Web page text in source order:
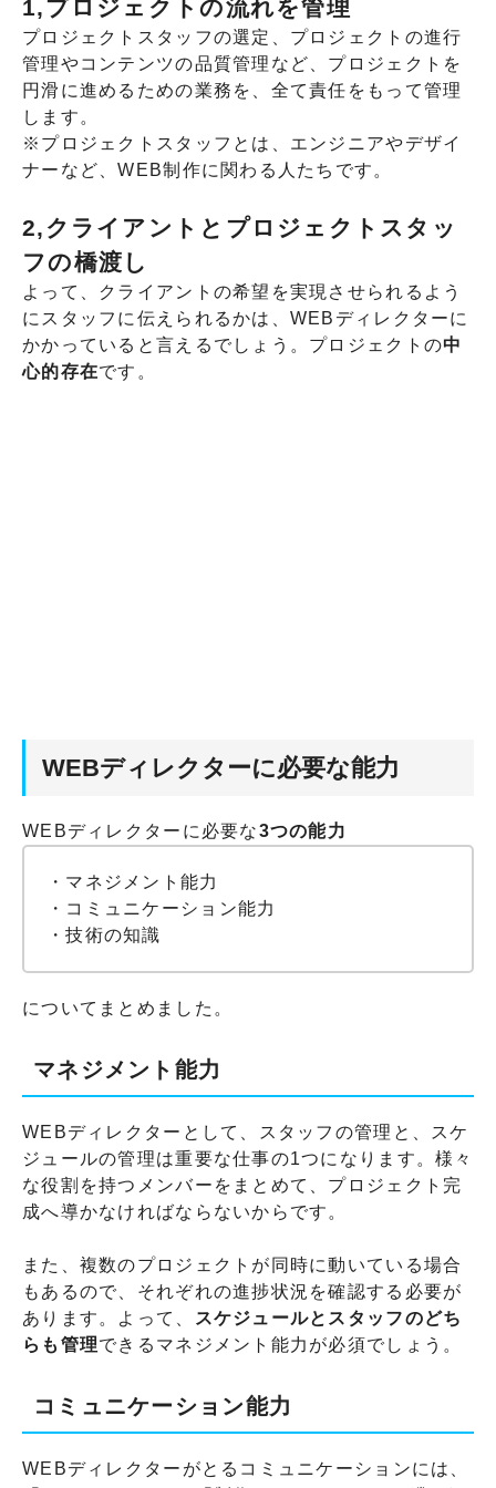
1,プロジェクトの流れを管理
プロジェクトスタッフの選定、プロジェクトの進行
管理やコンテンツの品質管理など、プロジェクトを
円滑に進めるための業務を、全て責任をもって管理
します。
※プロジェクトスタッフとは、エンジニアやデザイ
ナーなど、WEB制作に関わる人たちです。
2,クライアントとプロジェクトスタッ
フの橋渡し
よって、クライアントの希望を実現させられるよう
にスタッフに伝えられるかは、WEBディレクターに
かかっていると言えるでしょう。プロジェクトの中
心的存在です。
WEBディレクターに必要な能力
WEBディレクターに必要な3つの能力
・マネジメント能力
・コミュニケーション能力
・技術の知識
についてまとめました。
マネジメント能力
WEBディレクターとして、スタッフの管理と、スケ
ジュールの管理は重要な仕事の1つになります。様々
な役割を持つメンバーをまとめて、プロジェクト完
成へ導かなければならないからです。
また、複数のプロジェクトが同時に動いている場合
もあるので、それぞれの進捗状況を確認する必要が
あります。よって、
スケジュールとスタッフのどち
らも管理できるマネジメント能力が必須でしょう。
コミュニケーション能力
WEBディレクターがとるコミュニケーションには、